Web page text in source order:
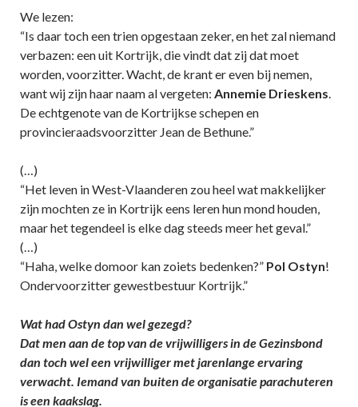
We lezen:
“Is daar toch een trien opgestaan zeker, en het zal niemand
verbazen: een uit Kortrijk, die vindt dat zij dat moet
worden, voorzitter. Wacht, de krant er even bij nemen,
want wij zijn haar naam al vergeten: Annemie Drieskens.
De echtgenote van de Kortrijkse schepen en
provincieraadsvoorzitter Jean de Bethune.”
(…)
“Het leven in West-Vlaanderen zou heel wat makkelijker
zijn mochten ze in Kortrijk eens leren hun mond houden,
maar het tegendeel is elke dag steeds meer het geval.”
(…)
“Haha, welke domoor kan zoiets bedenken?” Pol Ostyn!
Ondervoorzitter gewestbestuur Kortrijk.”
Wat had Ostyn dan wel gezegd?
Dat men aan de top van de vrijwilligers in de Gezinsbond
dan toch wel een vrijwilliger met jarenlange ervaring
verwacht. Iemand van buiten de organisatie parachuteren
is een kaakslag.